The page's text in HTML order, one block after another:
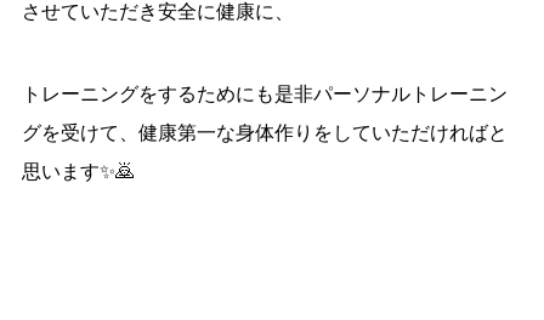
させていただき安全に健康に、
トレーニングをするためにも是非パーソナルトレーニン
グを受けて、 健康第一な身体作りをしていただければと
思います✨🙇